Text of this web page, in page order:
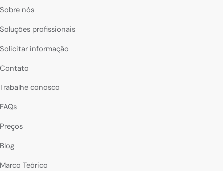
Sobre nós
Soluções profissionais
Solicitar informação
Contato
Trabalhe conosco
FAQs
Preços
Blog
Marco Teórico